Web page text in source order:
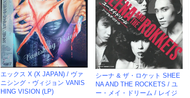
エックス X (X JAPAN) / ヴァ
ニシング・ヴィジョン VANIS
HING VISION (LP)
シーナ & ザ・ロケット SHEE
NA AND THE ROCKETS / ユ
ー・メイ・ドリーム / レイジ